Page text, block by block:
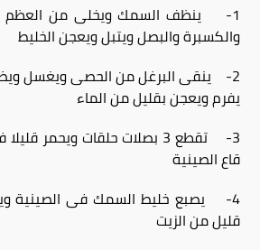
1- ينظف السمك ويخلى من العظم
والكسبرة والبصل ويتبل ويعجن الخليط
2- ينقى البرغل من الحصى ويغسل
يفرم ويعجن بقليل من الماء
3- تقطع 3 بصلات حلقات ويحمر
قاع الصينية
4- يصبع خليط السمك فى الصينية
قليل من الزيت